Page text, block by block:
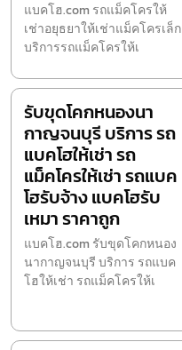
แบคโฮ.com รถแม็คโครให้
เช่าอยุธยาให้เช่าแม็คโครเล็ก
บริการรถแม็คโครให้เ
รับขุดโคกหนองนา
กาญจนบุรี บริการ รถ
แบคโฮให้เช่า รถ
แม็คโครให้เช่า รถแบค
โฮรับจ้าง แบคโฮรับ
เหมา ราคาถูก
แบคโฮ.com รับขุดโคกหนอง
นากาญจนบุรี บริการ รถแบค
โฮให้เช่า รถแม็คโครให้เ